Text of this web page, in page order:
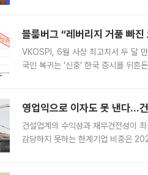
블룸버그 “레버리지 거품 빠
VKOSPI, 6월 사상 최고치서 두 달
국인 복귀는 ‘신중’ 한국 증시를 뒤
영업익으로 이자도 못 낸다…
건설업계의 수익성과 재무건전성이
감당하지 못하는 한계기업 비중은